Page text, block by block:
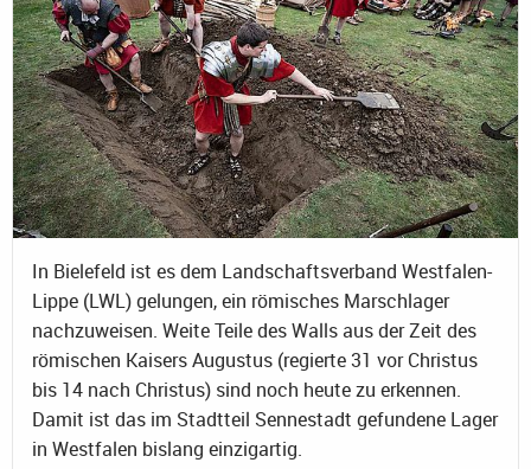
In Bielefeld ist es dem Landschaftsverband Westfalen-
Lippe (LWL) gelungen, ein römisches Marschlager
nachzuweisen. Weite Teile des Walls aus der Zeit des
römischen Kaisers Augustus (regierte 31 vor Christus
bis 14 nach Christus) sind noch heute zu erkennen.
Damit ist das im Stadtteil Sennestadt gefundene Lager
in Westfalen bislang einzigartig.